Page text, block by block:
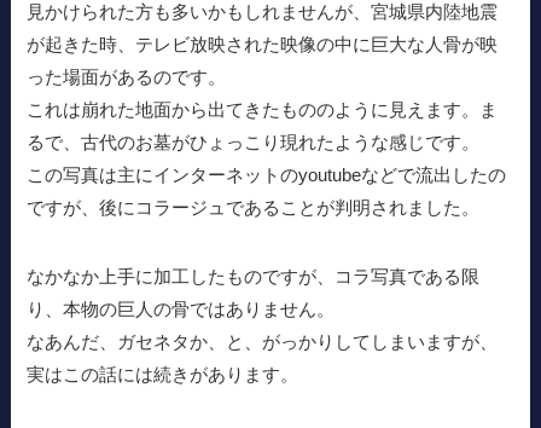
見かけられた方も多いかもしれませんが、宮城県内陸地震
が起きた時、テレビ放映された映像の中に巨大な人骨が映
った場面があるのです。
これは崩れた地面から出てきたもののように見えます。ま
るで、古代のお墓がひょっこり現れたような感じです。
この写真は主にインターネットのyoutubeなどで流出したの
ですが、後にコラージュであることが判明されました。
なかなか上手に加工したものですが、コラ写真である限
り、本物の巨人の骨ではありません。
なあんだ、ガセネタか、と、がっかりしてしまいますが、
実はこの話には続きがあります。